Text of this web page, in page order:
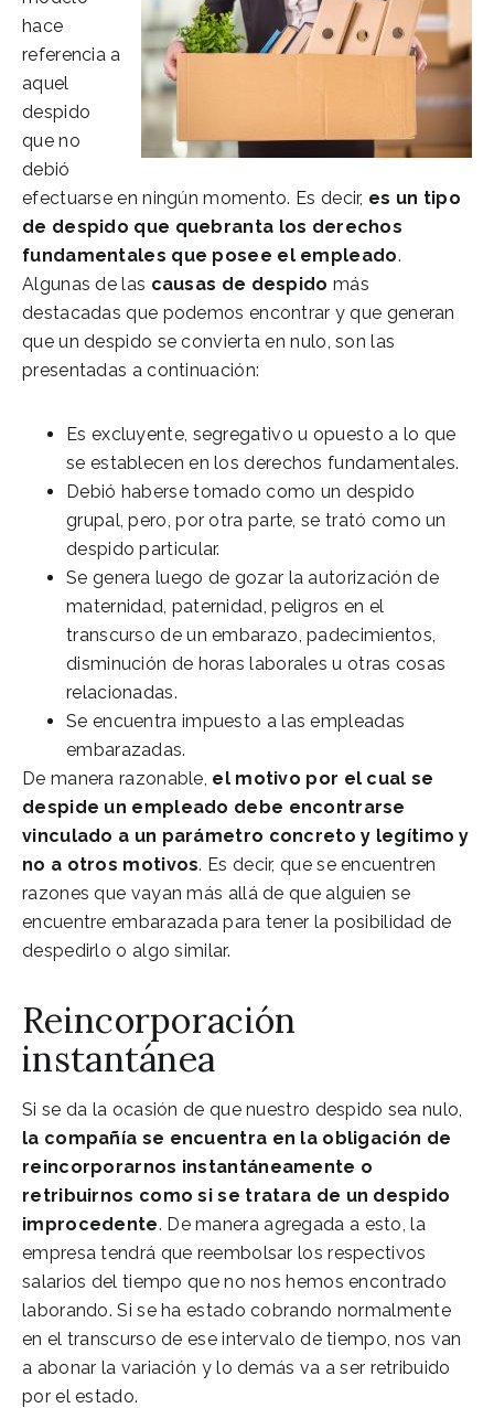
hace
referencia a
aquel
despido
que no
debió
efectuarse en ningún momento. Es decir, es un tipo
de despido que quebranta los derechos
fundamentales que posee el empleado.
Algunas de las causas de despido más
destacadas que podemos encontrar y que generan
que un despido se convierta en nulo, son las
presentadas a continuación:
Es excluyente, segregativo u opuesto a lo que
se establecen en los derechos fundamentales.
Debió haberse tomado como un despido
grupal, pero, por otra parte, se trató como un
despido particular.
Se genera luego de gozar la autorización de
maternidad, paternidad, peligros en el
transcurso de un embarazo, padecimientos,
disminución de horas laborales u otras cosas
relacionadas.
Se encuentra impuesto a las empleadas
embarazadas.
De manera razonable, el motivo por el cual se
despide un empleado debe encontrarse
vinculado a un parámetro concreto y legítimo y
no a otros motivos. Es decir, que se encuentren
razones que vayan más allá de que alguien se
encuentre embarazada para tener la posibilidad de
despedirlo o algo similar.
Reincorporación
instantánea
Si se da la ocasión de que nuestro despido sea nulo,
la compañía se encuentra en la obligación de
reincorporarnos instantáneamente o
retribuirnos como si se tratara de un despido
improcedente. De manera agregada a esto, la
empresa tendrá que reembolsar los respectivos
salarios del tiempo que no nos hemos encontrado
laborando. Si se ha estado cobrando normalmente
en el transcurso de ese intervalo de tiempo, nos van
a abonar la variación y lo demás va a ser retribuido
por el estado.